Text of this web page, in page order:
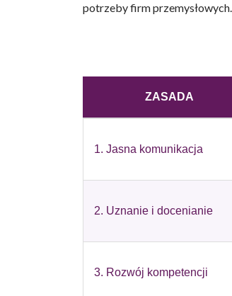
potrzeby firm
ZASADA
1. Jasna komunikacja
2. Uznanie i docenianie
3. Rozwój kompetencji
sposób
Pliki
np.